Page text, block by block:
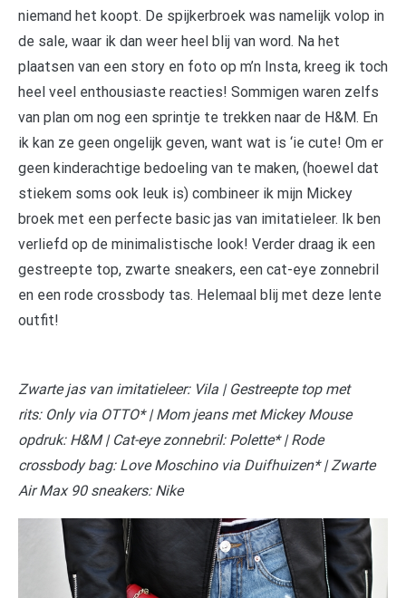
niemand het koopt. De spijkerbroek was namelijk volop in
de sale, waar ik dan weer heel blij van word. Na het
plaatsen van een story en foto op m’n Insta, kreeg ik toch
heel veel enthousiaste reacties! Sommigen waren zelfs
van plan om nog een sprintje te trekken naar de H&M. En
ik kan ze geen ongelijk geven, want wat is ‘ie cute! Om er
geen kinderachtige bedoeling van te maken, (hoewel dat
stiekem soms ook leuk is) combineer ik mijn Mickey
broek met een perfecte basic jas van imitatieleer. Ik ben
verliefd op de minimalistische look! Verder draag ik een
gestreepte top, zwarte sneakers, een cat-eye zonnebril
en een rode crossbody tas. Helemaal blij met deze lente
outfit!
Zwarte jas van imitatieleer: Vila | Gestreepte top met
rits: Only via OTTO* | Mom jeans met Mickey Mouse
opdruk: H&M | Cat-eye zonnebril: Polette* | Rode
crossbody bag: Love Moschino via Duifhuizen* | Zwarte
Air Max 90 sneakers: Nike